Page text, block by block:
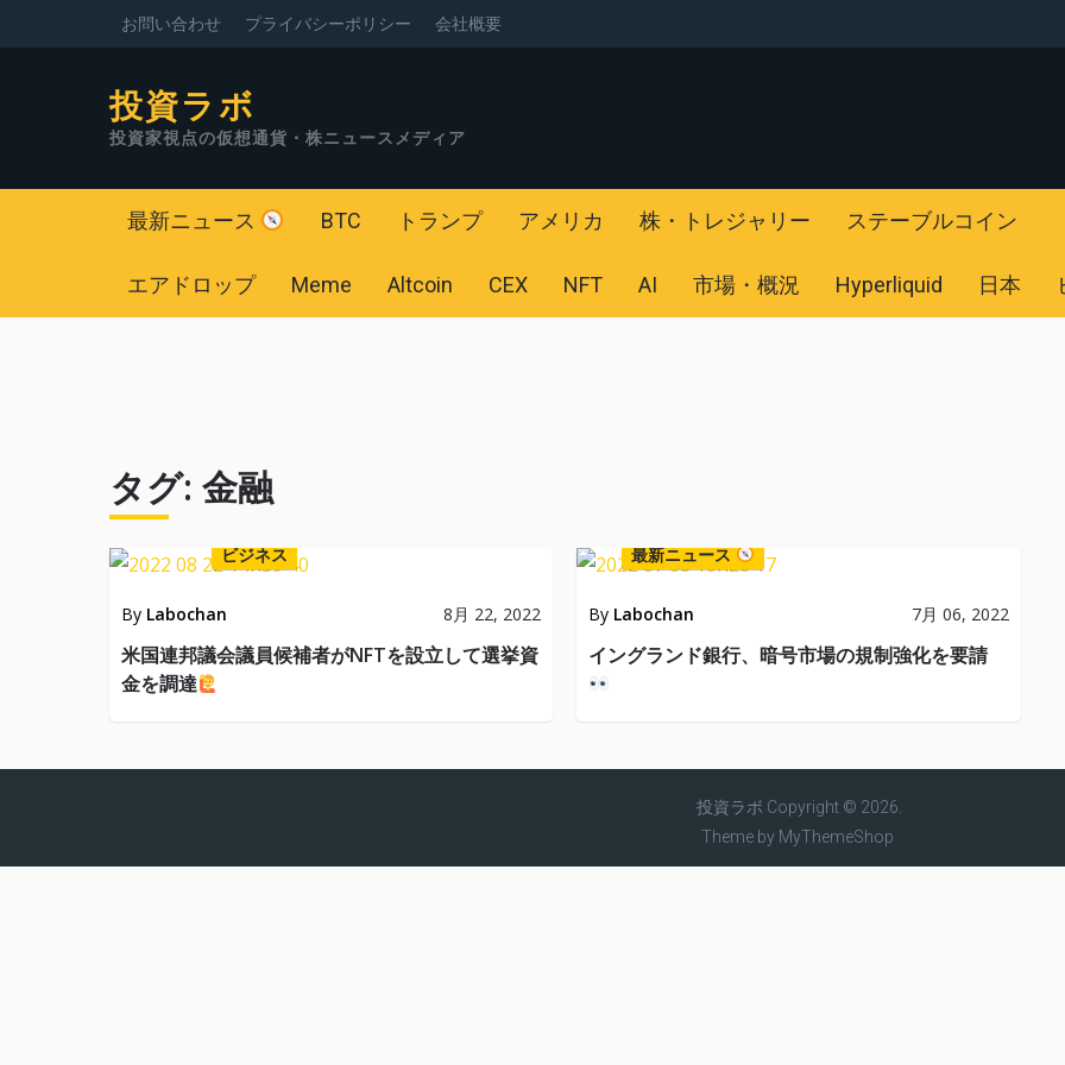
お問い合わせ プライバシーポリシー 会社概要
投資ラボ
投資家視点の仮想通貨・株ニュースメディア
最新ニュース BTC トランプ アメリカ 株・トレジャリー ステーブルコイン
エアドロップ Meme Altcoin CEX NFT AI 市場・概況 Hyperliquid 日本
タグ: 金融
ビジネス
By Labochan 8月 22, 2022
米国連邦議会議員候補者がNFTを設立して選挙資
金を調達
最新ニュース
By Labochan 7月 06, 2022
イングランド銀行、暗号市場の規制強化を要請
投資ラボ Copyright © 2026.
Theme by MyThemeShop